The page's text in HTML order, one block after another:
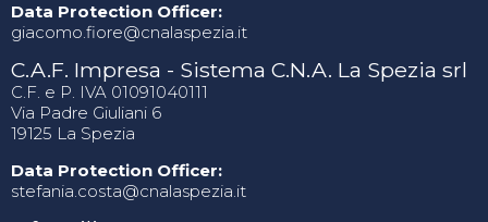
Data Protection Officer:
giacomo.fiore@cnalaspezia.it
C.A.F. Impresa - Sistema C.N.A. La Spezia srl
C.F. e P. IVA 01091040111
Via Padre Giuliani 6
19125 La Spezia
Data Protection Officer:
stefania.costa@cnalaspezia.it